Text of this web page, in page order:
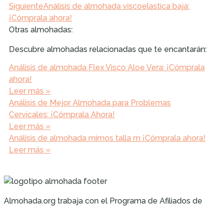
SiguienteAnálisis de almohada viscoelastica baja:
¡Cómprala ahora!
Otras almohadas:
Descubre almohadas relacionadas que te encantarán:
Análisis de almohada Flex Visco Aloe Vera: ¡Cómprala
ahora!
Leer más »
Análisis de Mejor Almohada para Problemas
Cervicales: ¡Cómprala Ahora!
Leer más »
Análisis de almohada mimos talla m ¡Cómprala ahora!
Leer más »
Almohada.org trabaja con el Programa de Afiliados de